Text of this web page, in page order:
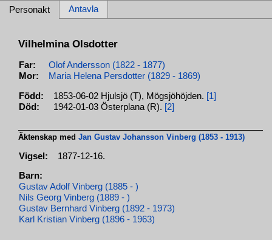
Personakt Antavla
Vilhelmina Olsdotter
Far:
Olof Andersson (1822 - 1877)
Mor:
Maria Helena Persdotter (1829 - 1869)
Född: 1853-06-02 Hjulsjö (T), Mögsjöhöjden. [1]
Död:
1942-01-03 Österplana (R). [2]
Äktenskap medJan Gustav Johansson Vinberg (1853 - 1913)
Vigsel: 1877-12-16.
Barn:
Gustav Adolf Vinberg (1885 - )
Nils Georg Vinberg (1889 - )
Gustav Bernhard Vinberg (1892 - 1973)
Karl Kristian Vinberg (1896 - 1963)